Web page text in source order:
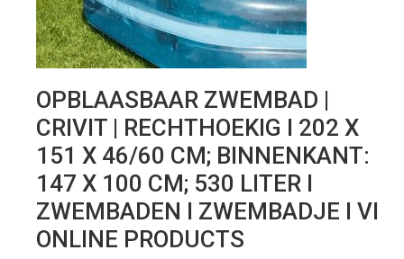
OPBLAASBAAR ZWEMBAD |
CRIVIT | RECHTHOEKIG I 202 X
151 X 46/60 CM; BINNENKANT:
147 X 100 CM; 530 LITER I
ZWEMBADEN I ZWEMBADJE I VI
ONLINE PRODUCTS